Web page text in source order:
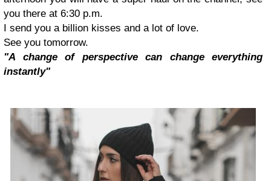
you there at 6:30 p.m.
I send you a billion kisses and a lot of love.
See you tomorrow.
"A change of perspective can change everything
instantly"